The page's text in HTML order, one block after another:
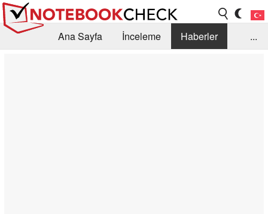
Ana Sayfa İnceleme
Haberler
...